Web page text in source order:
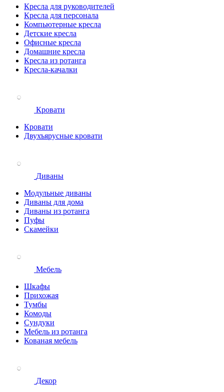
Кресла для руководителей
Кресла для персонала
Компьютерные кресла
Детские кресла
Офисные кресла
Домашние кресла
Кресла из ротанга
Кресла-качалки
Кровати
Кровати
Двухъярусные кровати
Диваны
Модульные диваны
Диваны для дома
Диваны из ротанга
Пуфы
Скамейки
Мебель
Шкафы
Прихожая
Тумбы
Комоды
Сундуки
Мебель из ротанга
Кованая мебель
Декор